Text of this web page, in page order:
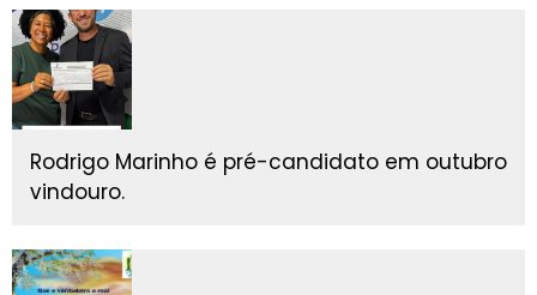
Rodrigo Marinho é pré-candidato em outubro
vindouro.